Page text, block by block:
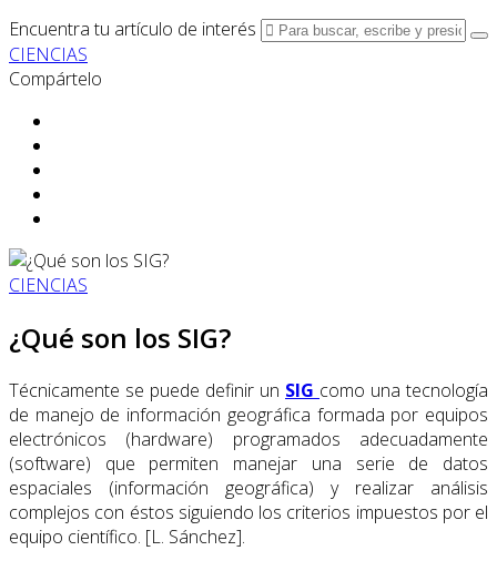
Encuentra tu artículo de interés
CIENCIAS
Compártelo
CIENCIAS
¿Qué son los SIG?
Técnicamente se puede definir un SIG como una tecnología
de manejo de información geográfica formada por equipos
electrónicos (hardware) programados adecuadamente
(software) que permiten manejar una serie de datos
espaciales (información geográfica) y realizar análisis
complejos con éstos siguiendo los criterios impuestos por el
equipo científico. [L. Sánchez].